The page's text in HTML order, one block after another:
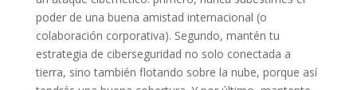
poder de una buena amistad internacional (o
colaboración corporativa). Segundo, mantén tu
estrategia de ciberseguridad no solo conectada a
tierra, sino también flotando sobre la nube, porque así